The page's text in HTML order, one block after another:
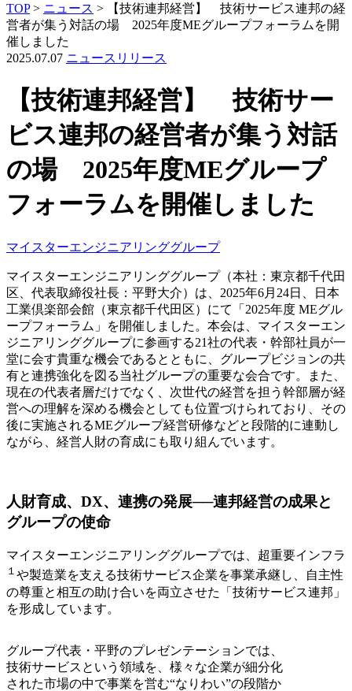
TOP> ニュース >
【技術連邦経営】 技術サービス連邦の経
営者が集う対話の場 2025年度MEグループフォーラムを開
催しました
2025.07.07 ニュースリリース
【技術連邦経営】 技術サー
ビス連邦の経営者が集う対話
の場 2025年度MEグループ
フォーラムを開催しました
マイスターエンジニアリンググループ
マイスターエンジニアリンググループ（本社：東京都千代田
区、代表取締役社長：平野大介）は、2025年6月24日、日本
工業倶楽部会館（東京都千代田区）にて「2025年度 MEグル
ープフォーラム」を開催しました。本会は、マイスターエン
ジニアリンググループに参画する21社の代表・幹部社員が一
堂に会す貴重な機会であるとともに、グループビジョンの共
有と連携強化を図る当社グループの重要な会合です。また、
現在の代表者層だけでなく、次世代の経営を担う幹部層が経
営への理解を深める機会としても位置づけられており、その
後に実施されるMEグループ経営研修などと段階的に連動し
ながら、経営人財の育成にも取り組んでいます。
人財育成、DX、連携の発展──連邦経営の成果と
グループの使命
マイスターエンジニアリンググループでは、超重要インフラ
１ や製造業を支える技術サービス企業を事業承継し、自主性
の尊重と相互の助け合いを両立させた「技術サービス連邦」
を形成しています。
グループ代表・平野のプレゼンテーションでは、
技術サービスという領域を、様々な企業が細分化
された市場の中で事業を営む“なりわい”の段階か